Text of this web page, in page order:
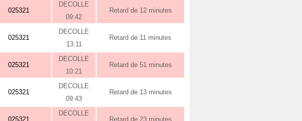
025321
DECOLLE
09:42
Retard de 12 minutes
025321
DECOLLE
13:11
Retard de 11 minutes
025321
DECOLLE
10:21
Retard de 51 minutes
025321
DECOLLE
09:43
Retard de 13 minutes
025321
DECOLLE
Retard de 23 minutes